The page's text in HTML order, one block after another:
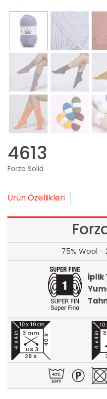
4613
Forza Solid
Ürün Özellikleri
75% Wool -
İplik
28 S
40 R
3 mm
US 3